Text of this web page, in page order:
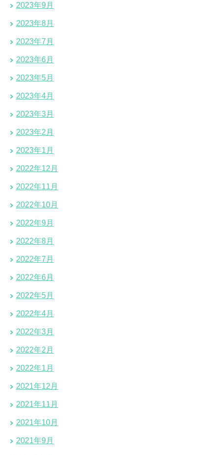
2023年9月
2023年8月
2023年7月
2023年6月
2023年5月
2023年4月
2023年3月
2023年2月
2023年1月
2022年12月
2022年11月
2022年10月
2022年9月
2022年8月
2022年7月
2022年6月
2022年5月
2022年4月
2022年3月
2022年2月
2022年1月
2021年12月
2021年11月
2021年10月
2021年9月